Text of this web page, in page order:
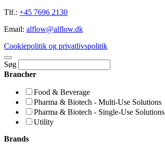
Tlf.: +45 7696 2130
Email: alflow@alflow.dk
Cookiepolitik og privatlivspolitik
Søg
Brancher
Food & Beverage
Pharma & Biotech - Multi-Use Solutions
Pharma & Biotech - Single-Use Solutions
Utility
Brands